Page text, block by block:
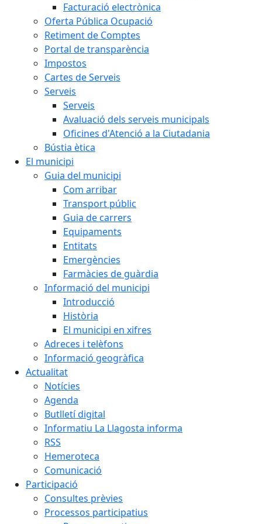
Facturació electrònica
Oferta Pública Ocupació
Retiment de Comptes
Portal de transparència
Impostos
Cartes de Serveis
Serveis
Serveis
Avaluació dels serveis municipals
Oficines d'Atenció a la Ciutadania
Bústia ètica
El municipi
Guia del municipi
Com arribar
Transport públic
Guia de carrers
Equipaments
Entitats
Emergències
Farmàcies de guàrdia
Informació del municipi
Introducció
Història
El municipi en xifres
Adreces i telèfons
Informació geogràfica
Actualitat
Notícies
Agenda
Butlletí digital
Informatiu La Llagosta informa
RSS
Hemeroteca
Comunicació
Participació
Consultes prèvies
Processos participatius